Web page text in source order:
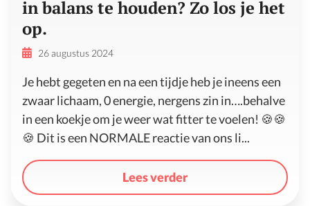
in balans te houden? Zo los je het
op.
26 augustus 2024
Je hebt gegeten en na een tijdje heb je ineens een
zwaar lichaam, 0 energie, nergens zin in….behalve
in een koekje om je weer wat fitter te voelen! 🍪🍪
🍪 Dit is een NORMALE reactie van ons li...
Lees verder